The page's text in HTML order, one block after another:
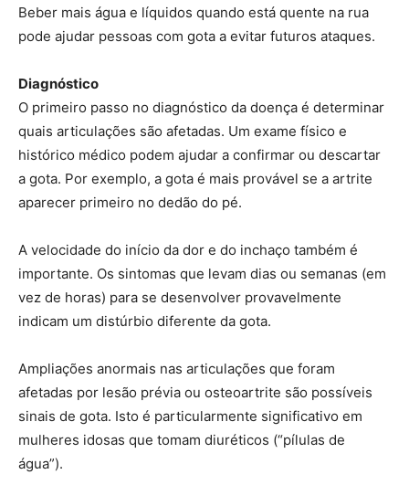
Beber mais água e líquidos quando está quente na rua
pode ajudar pessoas com gota a evitar futuros ataques.
Diagnóstico
O primeiro passo no diagnóstico da doença é determinar
quais articulações são afetadas. Um exame físico e
histórico médico podem ajudar a confirmar ou descartar
a gota. Por exemplo, a gota é mais provável se a artrite
aparecer primeiro no dedão do pé.
A velocidade do início da dor e do inchaço também é
importante. Os sintomas que levam dias ou semanas (em
vez de horas) para se desenvolver provavelmente
indicam um distúrbio diferente da gota.
Ampliações anormais nas articulações que foram
afetadas por lesão prévia ou osteoartrite são possíveis
sinais de gota. Isto é particularmente significativo em
mulheres idosas que tomam diuréticos (“pílulas de
água”).